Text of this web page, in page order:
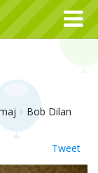
Bob Dilan
Tweet